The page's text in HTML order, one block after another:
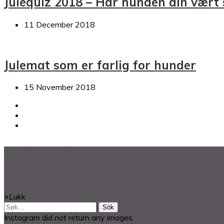
11 December 2018
Julemat som er farlig for hunder
15 November 2018
×Lukk
Sök
Instagram did not return any images.